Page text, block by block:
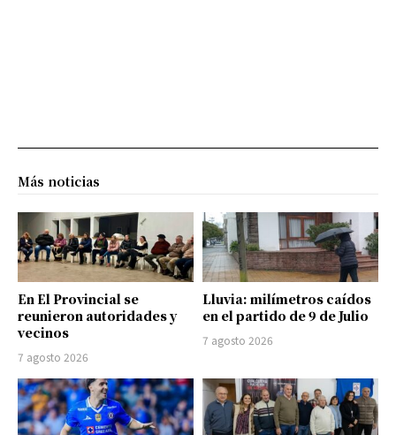
Más noticias
En El Provincial se
reunieron autoridades y
vecinos
7 agosto 2026
Lluvia: milímetros caídos
en el partido de 9 de Julio
7 agosto 2026